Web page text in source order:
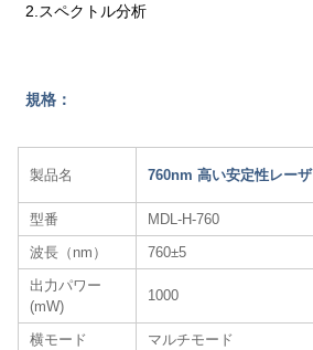
2.スペクトル分析
規格：
製品名 760nm 高い安定性レーザ
型番
MDL-H-760
波長（nm）
760±5
出力パワー
(mW)
1000
横モード
マルチモード